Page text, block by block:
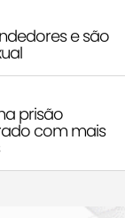
e são
prisão
com mais